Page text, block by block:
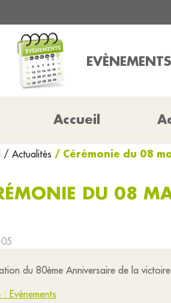
EVÈNEMENTS
Accueil
/ Actualités / Cérémonie du 08
DU 08
du 80ème Anniversaire de la
Evènements